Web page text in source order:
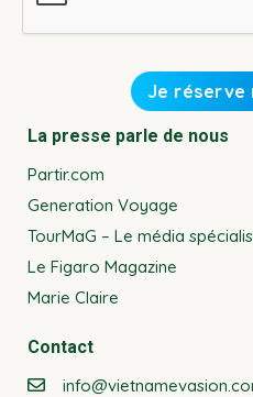
La presse parle de nous
Partir.com
Generation Voyage
TourMaG – Le média
Le Figaro Magazine
Marie Claire
Contact